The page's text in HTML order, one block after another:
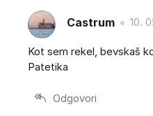
Castrum 10.
Kot sem rekel, bevskaš
Patetika
Odgovori